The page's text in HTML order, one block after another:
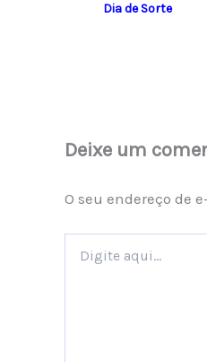
Dia de Sorte
Deixe um
O seu endereço de
aqui...